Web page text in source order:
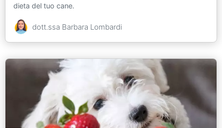
dieta del tuo cane.
dott.ssa Barbara Lombardi